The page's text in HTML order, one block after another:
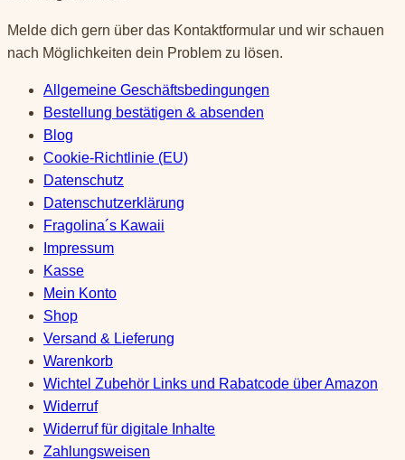
Melde dich gern über das Kontaktformular und wir schauen
nach Möglichkeiten dein Problem zu lösen.
Allgemeine Geschäftsbedingungen
Bestellung bestätigen & absenden
Blog
Cookie-Richtlinie (EU)
Datenschutz
Datenschutzerklärung
Fragolina´s Kawaii
Impressum
Kasse
Mein Konto
Shop
Versand & Lieferung
Warenkorb
Wichtel Zubehör Links und Rabatcode über Amazon
Widerruf
Widerruf für digitale Inhalte
Zahlungsweisen